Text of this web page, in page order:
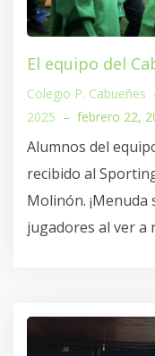
El equipo del
Colegio P. Cabueñes
2025 – febrero 22,
Alumnos del
recibido al
Molinón.
jugadores al ver a